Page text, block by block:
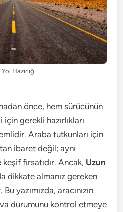
Hazırlığı
önce, hem sürücünün
gerekli hazırlıkları
Araba tutkunları için
ibaret değil; aynı
fırsatıdır. Ancak, Uzun
dikkate almanız gereken
yazımızda, aracınızın
durumunu kontrol etmeye